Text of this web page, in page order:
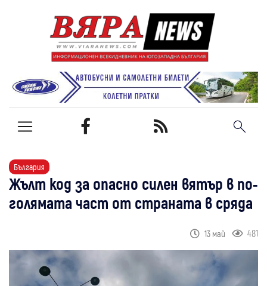
България
Жълт код за опасно силен вятър в по-
голямата част от страната в сряда
13 май 481